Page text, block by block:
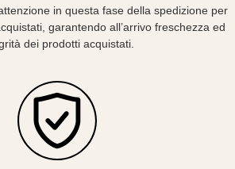
in questa fase della spedizione per
garantendo all’arrivo freschezza ed
dei prodotti acquistati.